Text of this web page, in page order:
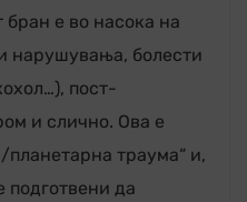
бран е во насока на
нарушувања, болести
пост-
и слично. Ова е
планетарна траума“ и,
подготвени да